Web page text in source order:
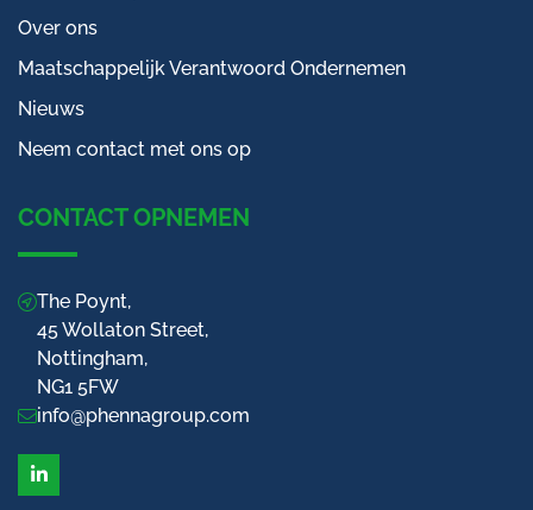
Over ons
Maatschappelijk Verantwoord Ondernemen
Nieuws
Neem contact met ons op
CONTACT OPNEMEN
The Poynt,
45 Wollaton Street,
Nottingham,
NG1 5FW
info@phennagroup.com
LinkedIn